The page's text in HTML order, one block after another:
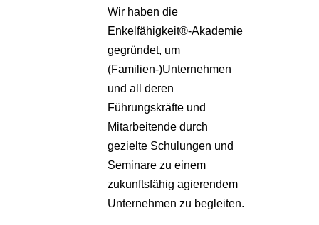
Wir haben die
Enkelfähigkeit®-Akademie
gegründet, um
(Familien-)Unternehmen
und all deren
Führungskräfte und
Mitarbeitende durch
gezielte Schulungen und
Seminare zu einem
zukunftsfähig agierendem
Unternehmen zu begleiten.